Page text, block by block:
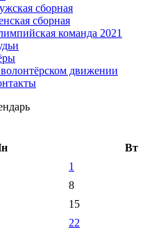
сборная
сборная
команда 2021
движении
Вт
1
8
15
22